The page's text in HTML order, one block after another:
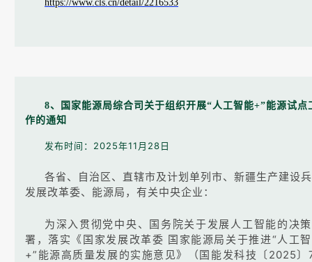
https://www.cls.cn/detail/2216533
8、国家能源局综合司关于组织开展“人工智能+”能源试点
作的通知
发布时间：2025年11月28日
各省、自治区、直辖市及计划单列市、新疆生产建设
发展改革委、能源局，有关中央企业：
为深入贯彻党中央、国务院关于发展人工智能的决
署，落实《国家发展改革委 国家能源局关于推进“人工
+”能源高质量发展的实施意见》（国能发科技〔2025